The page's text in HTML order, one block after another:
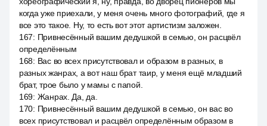
когда уже приехали, у меня очень много фотографий, где я
все это такое. Ну, то есть вот этот артистизм заложен.
167: Привнесённый вашим дедушкой в семью, он расцвёл
определённым
168: Вас во всех присутствовал и образом в разных, в
разных жанрах, а вот наш брат таир, у меня ещё младший
брат, трое было у мамы с папой.
169: Жанрах. Да, да.
170: Привнесённый вашим дедушкой в семью, он вас во
всех присутствовал и расцвёл определённым образом в